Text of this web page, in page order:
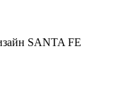
SANTA FE